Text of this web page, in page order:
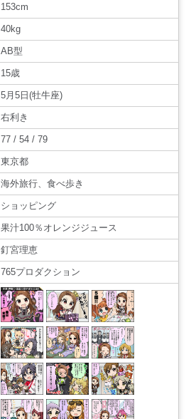
153cm
40kg
AB型
15歳
5月5日(牡牛座)
右利き
77 / 54 / 79
東京都
海外旅行、食べ歩き
ショッピング
果汁100％オレンジジュース
釘宮理恵
765プロダクション